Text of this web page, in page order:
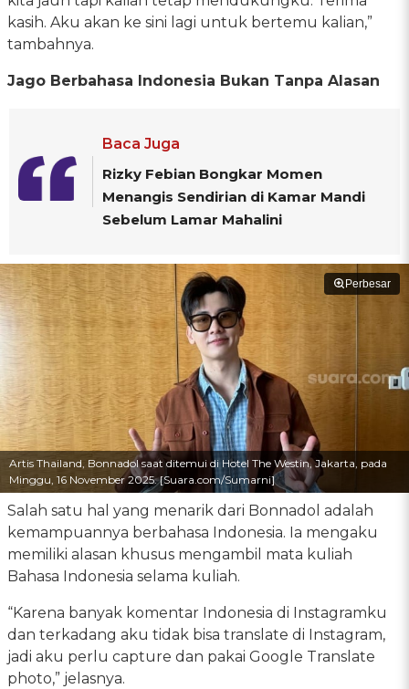
kasih. Aku akan ke sini lagi untuk bertemu kalian,”
tambahnya.
Jago Berbahasa Indonesia Bukan Tanpa Alasan
Baca Juga
Rizky Febian Bongkar Momen
Menangis Sendirian di Kamar Mandi
Sebelum Lamar Mahalini
Perbesar
Artis Thailand, Bonnadol saat ditemui di Hotel The Westin, Jakarta, pada
Minggu, 16 November 2025. [Suara.com/Sumarni]
Salah satu hal yang menarik dari Bonnadol adalah
kemampuannya berbahasa Indonesia. Ia mengaku
memiliki alasan khusus mengambil mata kuliah
Bahasa Indonesia selama kuliah.
“Karena banyak komentar Indonesia di Instagramku
dan terkadang aku tidak bisa translate di Instagram,
jadi aku perlu capture dan pakai Google Translate
photo,” jelasnya.